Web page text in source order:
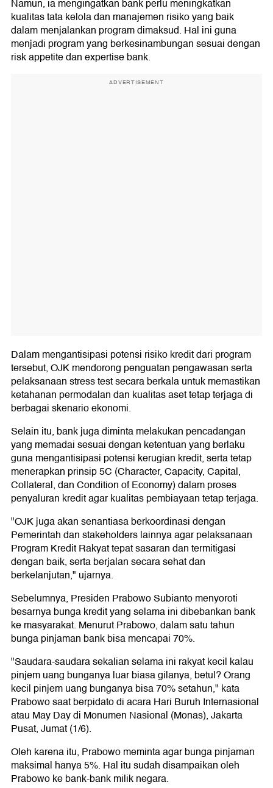
Namun, ia mengingatkan bank perlu meningkatkan
kualitas tata kelola dan manajemen risiko yang baik
dalam menjalankan program dimaksud. Hal ini guna
menjadi program yang berkesinambungan sesuai dengan
risk appetite dan expertise bank.
ADVERTISEMENT
Dalam mengantisipasi potensi risiko kredit dari program
tersebut, OJK mendorong penguatan pengawasan serta
pelaksanaan stress test secara berkala untuk memastikan
ketahanan permodalan dan kualitas aset tetap terjaga di
berbagai skenario ekonomi.
Selain itu, bank juga diminta melakukan pencadangan
yang memadai sesuai dengan ketentuan yang berlaku
guna mengantisipasi potensi kerugian kredit, serta tetap
menerapkan prinsip 5C (Character, Capacity, Capital,
Collateral, dan Condition of Economy) dalam proses
penyaluran kredit agar kualitas pembiayaan tetap terjaga.
"OJK juga akan senantiasa berkoordinasi dengan
Pemerintah dan stakeholders lainnya agar pelaksanaan
Program Kredit Rakyat tepat sasaran dan termitigasi
dengan baik, serta berjalan secara sehat dan
berkelanjutan," ujarnya.
Sebelumnya, Presiden Prabowo Subianto menyoroti
besarnya bunga kredit yang selama ini dibebankan bank
ke masyarakat. Menurut Prabowo, dalam satu tahun
bunga pinjaman bank bisa mencapai 70%.
"Saudara-saudara sekalian selama ini rakyat kecil kalau
pinjem uang bunganya luar biasa gilanya, betul? Orang
kecil pinjem uang bunganya bisa 70% setahun," kata
Prabowo saat berpidato di acara Hari Buruh Internasional
atau May Day di Monumen Nasional (Monas), Jakarta
Pusat, Jumat (1/6).
Oleh karena itu, Prabowo meminta agar bunga pinjaman
maksimal hanya 5%. Hal itu sudah disampaikan oleh
Prabowo ke bank-bank milik negara.